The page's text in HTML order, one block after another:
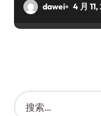
dawei 4 月
搜
索